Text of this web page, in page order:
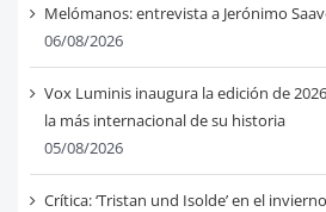
Melómanos: entrevista a Jerónimo
06/08/2026
Vox Luminis inaugura la edición de
la más internacional de su historia
05/08/2026
Crítica: ‘Tristan und Isolde’ en el